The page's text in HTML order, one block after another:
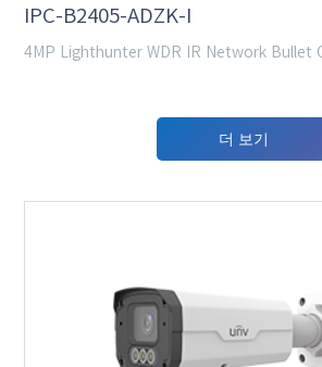
IPC-B2405-ADZK-I
4MP Lighthunter WDR IR Network Bullet
더 보기